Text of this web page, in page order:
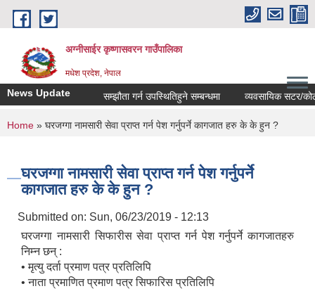
Skip to main content
अग्नीसाईर कृष्णासवरन गाउँपालिका
मधेश प्रदेश, नेपाल
News Update सम्झौता गर्न उपस्थितिहुने सम्बन्धमा व्यवसायिक सटर/
You are here
Home » घरजग्गा नामसारी सेवा प्राप्त गर्न पेश गर्नुपर्ने कागजात हरु के के हुन ?
घरजग्गा नामसारी सेवा प्राप्त गर्न पेश गर्नुपर्ने
कागजात हरु के के हुन ?
Submitted on: Sun, 06/23/2019 - 12:13
घरजग्गा नामसारी सिफारीस सेवा प्राप्त गर्न पेश गर्नुपर्ने कागजातहरु
निम्न छन् :
• मृत्यु दर्ता प्रमाण पत्र प्रतिलिपि
• नाता प्रमाणित प्रमाण पत्र सिफारिस प्रतिलिपि